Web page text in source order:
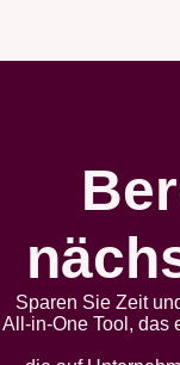
Sparen Sie Zeit
All-in-One Tool, das